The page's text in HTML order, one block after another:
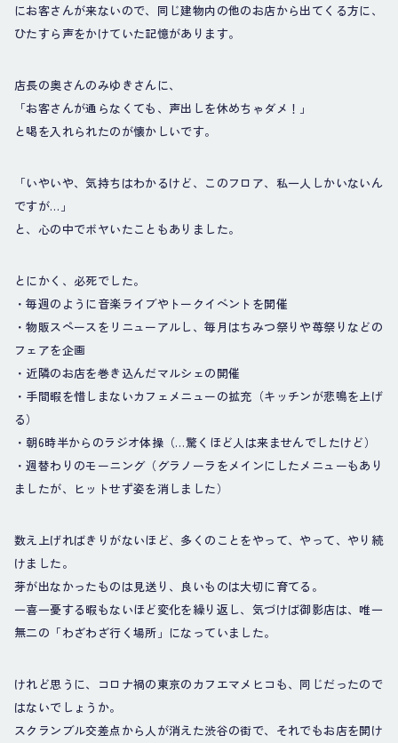
にお客さんが来ないので、同じ建物内の他のお店から出てくる方に、
ひたすら声をかけていた記憶があります。
店長の奥さんのみゆきさんに、
「お客さんが通らなくても、声出しを休めちゃダメ！」
と喝を入れられたのが懐かしいです。
「いやいや、気持ちはわかるけど、このフロア、私一人しかいないん
ですが…」
と、心の中でボヤいたこともありました。
とにかく、必死でした。
・毎週のように音楽ライブやトークイベントを開催
・物販スペースをリニューアルし、毎月はちみつ祭りや苺祭りなどの
フェアを企画
・近隣のお店を巻き込んだマルシェの開催
・手間暇を惜しまないカフェメニューの拡充（キッチンが悲鳴を上げ
る）
・朝6時半からのラジオ体操（…驚くほど人は来ませんでしたけど）
・週替わりのモーニング（グラノーラをメインにしたメニューもあり
ましたが、ヒットせず姿を消しました）
数え上げればきりがないほど、多くのことをやって、やって、やり続
けました。
芽が出なかったものは見送り、良いものは大切に育てる。
一喜一憂する暇もないほど変化を繰り返し、気づけば御影店は、唯一
無二の「わざわざ行く場所」になっていました。
けれど思うに、コロナ禍の東京のカフエマメヒコも、同じだったので
はないでしょうか。
スクランブル交差点から人が消えた渋谷の街で、それでもお店を開け